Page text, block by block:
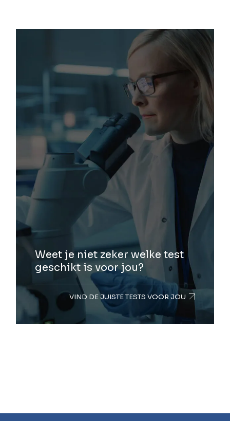
Weet je niet zeker welke test
geschikt is voor jou?
VIND DE JUISTE TESTS VOOR JOU